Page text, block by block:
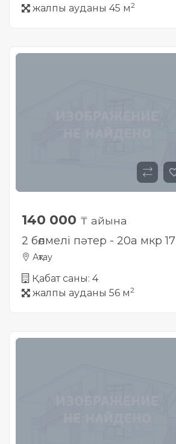
жалпы ауданы 45 м2
140 000 ₸ айына
2 бөлмелі пәтер - 20а мкр 17
Ақтау
Қабат саны: 4
жалпы ауданы 56 м2